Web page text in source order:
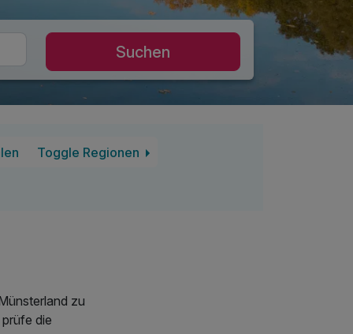
Suchen
Toggle Regionen
zu
die